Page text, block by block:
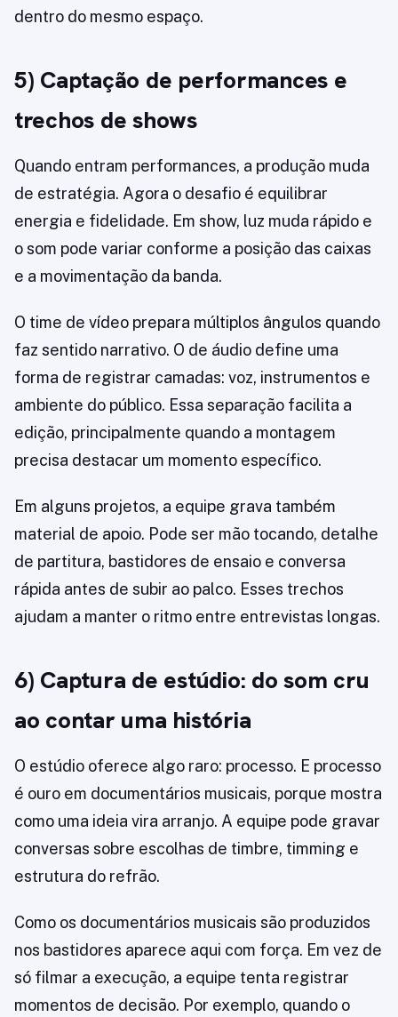
dentro do mesmo espaço.
5) Captação de performances e
trechos de shows
Quando entram performances, a produção muda
de estratégia. Agora o desafio é equilibrar
energia e fidelidade. Em show, luz muda rápido e
o som pode variar conforme a posição das caixas
e a movimentação da banda.
O time de vídeo prepara múltiplos ângulos quando
faz sentido narrativo. O de áudio define uma
forma de registrar camadas: voz, instrumentos e
ambiente do público. Essa separação facilita a
edição, principalmente quando a montagem
precisa destacar um momento específico.
Em alguns projetos, a equipe grava também
material de apoio. Pode ser mão tocando, detalhe
de partitura, bastidores de ensaio e conversa
rápida antes de subir ao palco. Esses trechos
ajudam a manter o ritmo entre entrevistas longas.
6) Captura de estúdio: do som cru
ao contar uma história
O estúdio oferece algo raro: processo. E processo
é ouro em documentários musicais, porque mostra
como uma ideia vira arranjo. A equipe pode gravar
conversas sobre escolhas de timbre, timming e
estrutura do refrão.
Como os documentários musicais são produzidos
nos bastidores aparece aqui com força. Em vez de
só filmar a execução, a equipe tenta registrar
momentos de decisão. Por exemplo, quando o